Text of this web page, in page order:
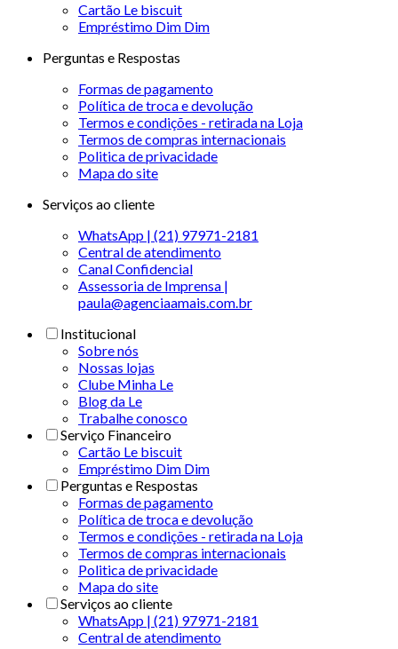
Cartão Le biscuit
Empréstimo Dim Dim
Perguntas e Respostas
Formas de pagamento
Política de troca e devolução
Termos e condições - retirada na Loja
Termos de compras internacionais
Politica de privacidade
Mapa do site
Serviços ao cliente
WhatsApp | (21) 97971-2181
Central de atendimento
Canal Confidencial
Assessoria de Imprensa |
paula@agenciaamais.com.br
Institucional
Sobre nós
Nossas lojas
Clube Minha Le
Blog da Le
Trabalhe conosco
Serviço Financeiro
Cartão Le biscuit
Empréstimo Dim Dim
Perguntas e Respostas
Formas de pagamento
Política de troca e devolução
Termos e condições - retirada na Loja
Termos de compras internacionais
Politica de privacidade
Mapa do site
Serviços ao cliente
WhatsApp | (21) 97971-2181
Central de atendimento